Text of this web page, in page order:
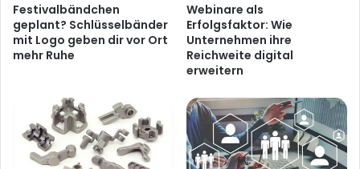
Festivalbändchen
geplant? Schlüsselbänder
mit Logo geben dir vor Ort
mehr Ruhe
Webinare als
Erfolgsfaktor: Wie
Unternehmen ihre
Reichweite digital
erweitern